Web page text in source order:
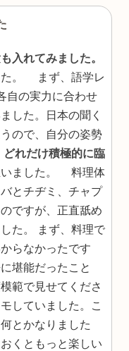
入れてみました。
た。 まず、語学レ
自の実力に合わせ
した。日本の聞く
ので、自分の姿勢
どれだけ積極的に臨
いました。 料理体
とチヂミ、チャプ
ですが、正直舐め
た。 まず、料理で
らなかったです
堪能だったこと
範で見せてくださ
していました。こ
とかなりました
くともっと楽しい